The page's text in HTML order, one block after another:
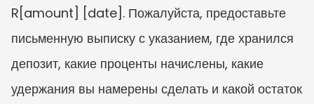
R[amount] [date]. Пожалуйста, предоставьте
письменную выписку с указанием, где хранился
депозит, какие проценты начислены, какие
удержания вы намерены сделать и какой остаток